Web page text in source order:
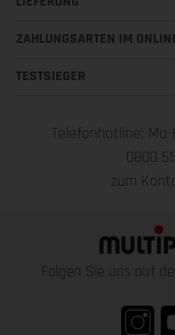
ZAHLUNGSARTEN IM
TESTSIEGER
Telefonhotline: Mo-
0800
zum
Folgen Sie uns auf